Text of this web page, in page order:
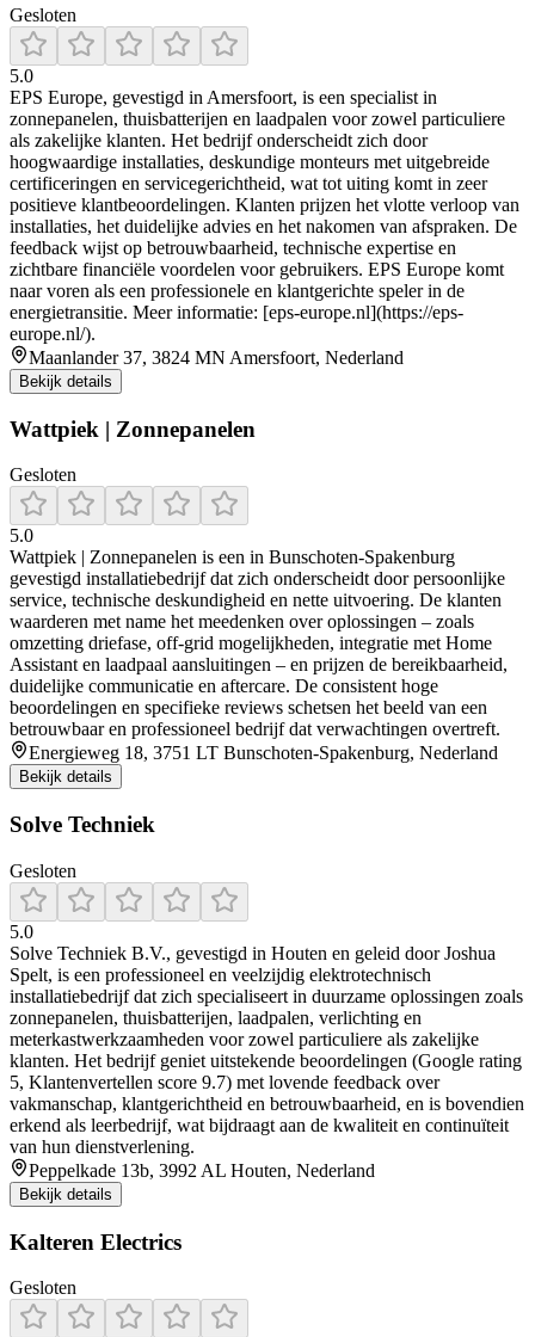
Gesloten
5.0
EPS Europe, gevestigd in Amersfoort, is een specialist in
zonnepanelen, thuisbatterijen en laadpalen voor zowel particuliere
als zakelijke klanten. Het bedrijf onderscheidt zich door
hoogwaardige installaties, deskundige monteurs met uitgebreide
certificeringen en servicegerichtheid, wat tot uiting komt in zeer
positieve klantbeoordelingen. Klanten prijzen het vlotte verloop van
installaties, het duidelijke advies en het nakomen van afspraken. De
feedback wijst op betrouwbaarheid, technische expertise en
zichtbare financiële voordelen voor gebruikers. EPS Europe komt
naar voren als een professionele en klantgerichte speler in de
energietransitie. Meer informatie: [eps-europe.nl](https://eps-
europe.nl/).
Maanlander 37, 3824 MN Amersfoort, Nederland
Bekijk details
Wattpiek | Zonnepanelen
Gesloten
5.0
Wattpiek | Zonnepanelen is een in Bunschoten‑Spakenburg
gevestigd installatiebedrijf dat zich onderscheidt door persoonlijke
service, technische deskundigheid en nette uitvoering. De klanten
waarderen met name het meedenken over oplossingen – zoals
omzetting driefase, off‑grid mogelijkheden, integratie met Home
Assistant en laadpaal aansluitingen – en prijzen de bereikbaarheid,
duidelijke communicatie en aftercare. De consistent hoge
beoordelingen en specifieke reviews schetsen het beeld van een
betrouwbaar en professioneel bedrijf dat verwachtingen overtreft.
Energieweg 18, 3751 LT Bunschoten-Spakenburg, Nederland
Bekijk details
Solve Techniek
Gesloten
5.0
Solve Techniek B.V., gevestigd in Houten en geleid door Joshua
Spelt, is een professioneel en veelzijdig elektrotechnisch
installatiebedrijf dat zich specialiseert in duurzame oplossingen zoals
zonnepanelen, thuisbatterijen, laadpalen, verlichting en
meterkastwerkzaamheden voor zowel particuliere als zakelijke
klanten. Het bedrijf geniet uitstekende beoordelingen (Google rating
5, Klantenvertellen score 9.7) met lovende feedback over
vakmanschap, klantgerichtheid en betrouwbaarheid, en is bovendien
erkend als leerbedrijf, wat bijdraagt aan de kwaliteit en continuïteit
van hun dienstverlening.
Peppelkade 13b, 3992 AL Houten, Nederland
Bekijk details
Kalteren Electrics
Gesloten